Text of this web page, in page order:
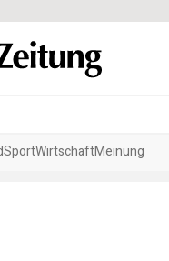
SportWirtschaftMeinung